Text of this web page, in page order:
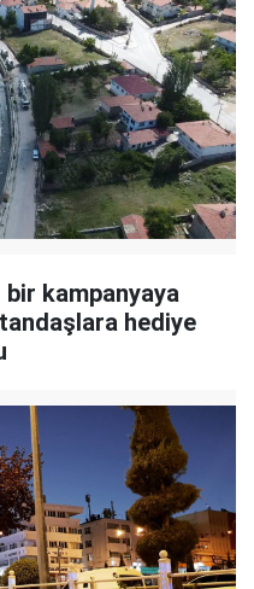
bir kampanyaya
hediye